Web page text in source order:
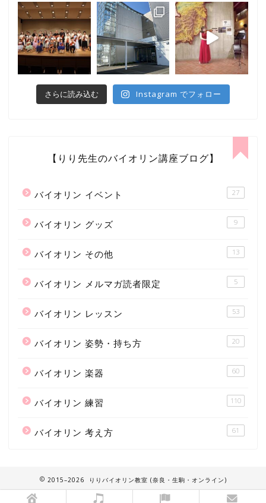
さらに読み込む Instagram でフォロー
【りり先生のバイオリン講座ブログ】
バイオリン イベント 27
バイオリン グッズ 9
バイオリン その他 13
バイオリン メルマガ読者限定 5
バイオリン レッスン 53
バイオリン 姿勢・持ち方 20
バイオリン 楽器 60
バイオリン 練習 110
バイオリン 考え方 61
2015–2026 りりバイオリン教室 (奈良・生駒・オンライン)